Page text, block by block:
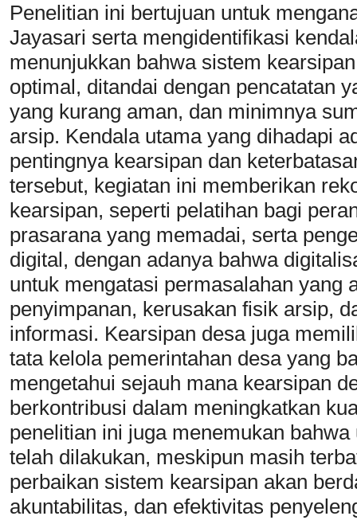
Penelitian ini bertujuan untuk
Jayasari serta mengidentifikasi
menunjukkan bahwa sistem
optimal, ditandai dengan pencatatan
yang kurang aman, dan minimnya
arsip. Kendala utama yang dihadapi
pentingnya kearsipan dan
tersebut, kegiatan ini memberikan
kearsipan, seperti pelatihan bagi
prasarana yang memadai, serta
digital, dengan adanya bahwa
untuk mengatasi permasalahan yang
penyimpanan, kerusakan fisik arsip,
informasi. Kearsipan desa juga
tata kelola pemerintahan desa yang
mengetahui sejauh mana kearsipan
berkontribusi dalam meningkatkan
penelitian ini juga menemukan
telah dilakukan, meskipun masih
perbaikan sistem kearsipan akan
akuntabilitas, dan efektivitas